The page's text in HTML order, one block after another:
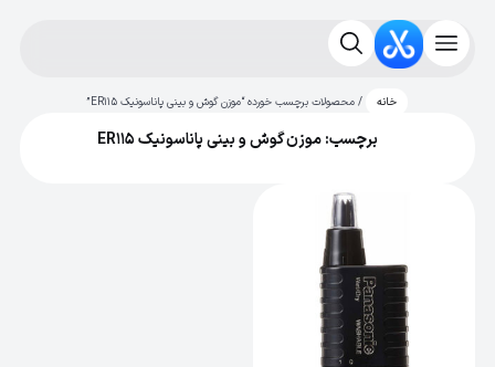
خانه / محصولات برچسب خورده “موزن گوش و بینی پاناسونیک ER115”
برچسب: موزن گوش و بینی پاناسونیک ER115